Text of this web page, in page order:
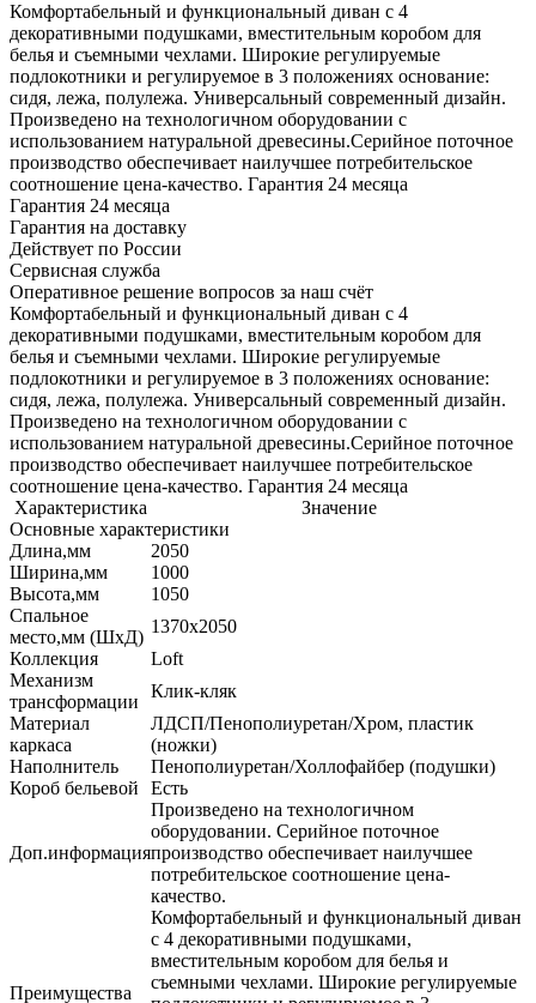
Комфортабельный и функциональный диван с 4
декоративными подушками, вместительным коробом для
белья и съемными чехлами. Широкие регулируемые
подлокотники и регулируемое в 3 положениях основание:
сидя, лежа, полулежа. Универсальный современный дизайн.
Произведено на технологичном оборудовании с
использованием натуральной древесины.Серийное поточное
производство обеспечивает наилучшее потребительское
соотношение цена-качество. Гарантия 24 месяца
Гарантия 24 месяца
Гарантия на доставку
Действует по России
Сервисная служба
Оперативное решение вопросов за наш счёт
Комфортабельный и функциональный диван с 4
декоративными подушками, вместительным коробом для
белья и съемными чехлами. Широкие регулируемые
подлокотники и регулируемое в 3 положениях основание:
сидя, лежа, полулежа. Универсальный современный дизайн.
Произведено на технологичном оборудовании с
использованием натуральной древесины.Серийное поточное
производство обеспечивает наилучшее потребительское
соотношение цена-качество. Гарантия 24 месяца
Характеристика
Значение
Основные характеристики
Длина,мм
2050
Ширина,мм
1000
Высота,мм
1050
Спальное
место,мм (ШхД)
1370х2050
Коллекция
Loft
Механизм
трансформации
Клик-кляк
Материал
каркаса
ЛДСП/Пенополиуретан/Хром, пластик
(ножки)
Наполнитель
Пенополиуретан/Холлофайбер (подушки)
Короб бельевой
Есть
Доп.информация
Произведено на технологичном
оборудовании. Серийное поточное
производство обеспечивает наилучшее
потребительское соотношение цена-
качество.
Преимущества
Комфортабельный и функциональный диван
с 4 декоративными подушками,
вместительным коробом для белья и
съемными чехлами. Широкие регулируемые